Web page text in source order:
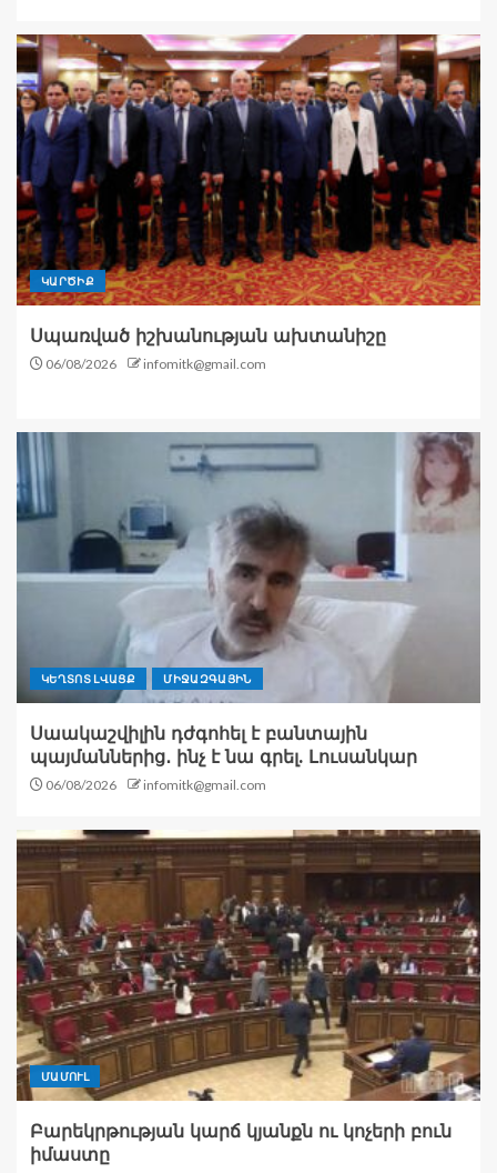
ԿԱՐԾԻՔ
Սպառված իշխանության ախտանիշը
06/08/2026 infomitk@gmail.com
ԿԵՂՏՈՏ ԼՎԱՑՔ ՄԻՋԱԶԳԱՅԻՆ
Սաակաշվիլին դժգոհել է բանտային
պայմաններից․ ինչ է նա գրել. Լուսանկար
06/08/2026 infomitk@gmail.com
ՄԱՄՈՒԼ
Բարեկրթության կարճ կյանքն ու կոչերի բուն
իմաստը